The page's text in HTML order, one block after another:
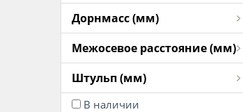
Дорнмасс (мм)
Межосевое расстояние (мм)
Штульп (мм)
В наличии